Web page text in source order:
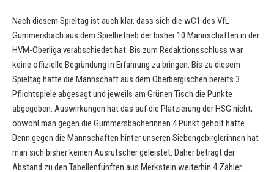
Nach diesem Spieltag ist auch klar, dass sich die wC1 des VfL
Gummersbach aus dem Spielbetrieb der bisher 10 Mannschaften in der
HVM-Oberliga verabschiedet hat. Bis zum Redaktionsschluss war
keine offizielle Begründung in Erfahrung zu bringen. Bis zu diesem
Spieltag hatte die Mannschaft aus dem Oberbergischen bereits 3
Pflichtspiele abgesagt und jeweils am Grünen Tisch die Punkte
abgegeben. Auswirkungen hat das auf die Platzierung der HSG nicht,
obwohl man gegen die Gummersbacherinnen 4 Punkt geholt hatte.
Denn gegen die Mannschaften hinter unseren Siebengebirglerinnen hat
man sich bisher keinen Ausrutscher geleistet. Daher beträgt der
Abstand zu den Tabellenfünften aus Merkstein weiterhin 4 Zähler.